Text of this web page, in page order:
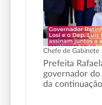
Chefe de Gabinete
Prefeita
governador do
da